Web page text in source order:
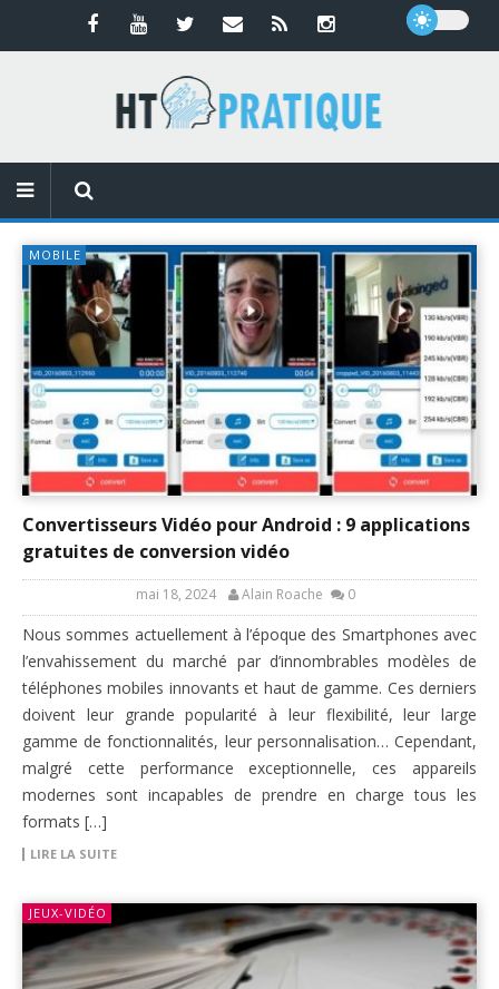
MOBILE
Convertisseurs Vidéo pour Android : 9 applications
gratuites de conversion vidéo
mai 18, 2024 Alain Roache 0
Nous sommes actuellement à l’époque des Smartphones avec
l’envahissement du marché par d’innombrables modèles de
téléphones mobiles innovants et haut de gamme. Ces derniers
doivent leur grande popularité à leur flexibilité, leur large
gamme de fonctionnalités, leur personnalisation… Cependant,
malgré cette performance exceptionnelle, ces appareils
modernes sont incapables de prendre en charge tous les
formats […]
LIRE LA SUITE
JEUX-VIDÉO